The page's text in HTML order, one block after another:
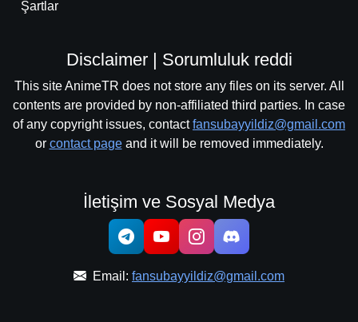
Şartlar
Disclaimer | Sorumluluk reddi
This site AnimeTR does not store any files on its server. All
contents are provided by non-affiliated third parties. In case
of any copyright issues, contactfansubayyildiz@gmail.com
or contact pageand it will be removed immediately.
İletişim ve Sosyal Medya
Email: fansubayyildiz@gmail.com